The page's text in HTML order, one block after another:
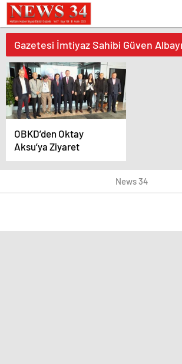
OBKD Başkan Yardımcısı ve Edebiyat
Gazetesi İmtiyaz Sahibi Güven
sonuçlar
OBKD’den Oktay
Aksu’ya Ziyaret
News 34